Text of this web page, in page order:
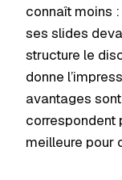
connaît moins
ses slides
structure le
donne
avantages
correspondent
meilleure pour